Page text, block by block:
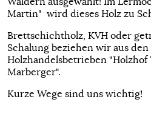
Martin" wird dieses Holz zu
Brettschichtholz, KVH oder
Schalung beziehen wir aus
Holzhandelsbetrieben
Marberger".
Kurze Wege sind uns wichtig!